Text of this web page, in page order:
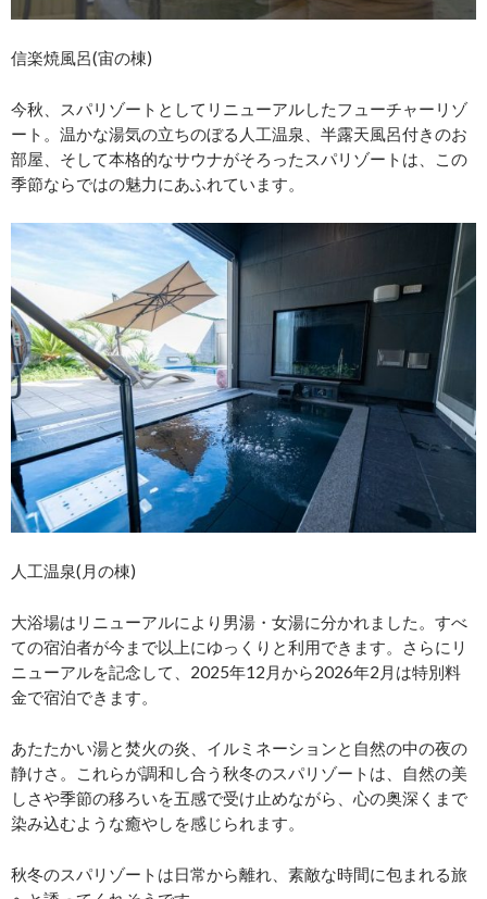
信楽焼風呂(宙の棟)
今秋、スパリゾートとしてリニューアルしたフューチャーリゾ
ート。温かな湯気の立ちのぼる人工温泉、半露天風呂付きのお
部屋、そして本格的なサウナがそろったスパリゾートは、この
季節ならではの魅力にあふれています。
人工温泉(月の棟)
大浴場はリニューアルにより男湯・女湯に分かれました。すべ
ての宿泊者が今まで以上にゆっくりと利用できます。さらにリ
ニューアルを記念して、2025年12月から2026年2月は特別料
金で宿泊できます。
あたたかい湯と焚火の炎、イルミネーションと自然の中の夜の
静けさ。これらが調和し合う秋冬のスパリゾートは、自然の美
しさや季節の移ろいを五感で受け止めながら、心の奥深くまで
染み込むような癒やしを感じられます。
秋冬のスパリゾートは日常から離れ、素敵な時間に包まれる旅